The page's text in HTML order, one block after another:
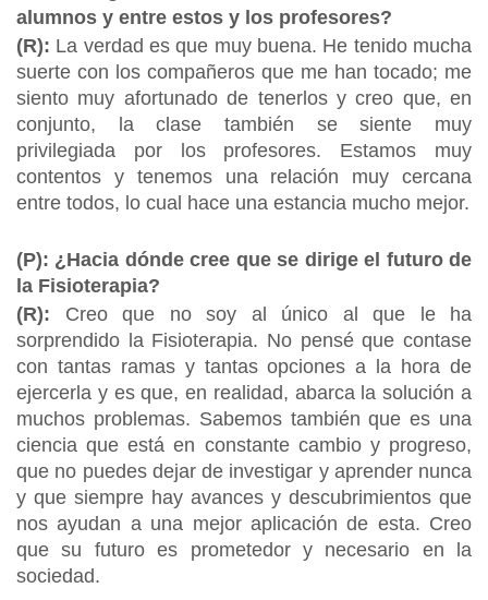
alumnos y entre estos y los profesores?
(R): La verdad es que muy buena. He tenido mucha
suerte con los compañeros que me han tocado; me
siento muy afortunado de tenerlos y creo que, en
conjunto, la clase también se siente muy
privilegiada por los profesores. Estamos muy
contentos y tenemos una relación muy cercana
entre todos, lo cual hace una estancia mucho mejor.
(P): ¿Hacia dónde cree que se dirige el futuro de
la Fisioterapia?
(R): Creo que no soy al único al que le ha
sorprendido la Fisioterapia. No pensé que contase
con tantas ramas y tantas opciones a la hora de
ejercerla y es que, en realidad, abarca la solución a
muchos problemas. Sabemos también que es una
ciencia que está en constante cambio y progreso,
que no puedes dejar de investigar y aprender nunca
y que siempre hay avances y descubrimientos que
nos ayudan a una mejor aplicación de esta. Creo
que su futuro es prometedor y necesario en la
sociedad.